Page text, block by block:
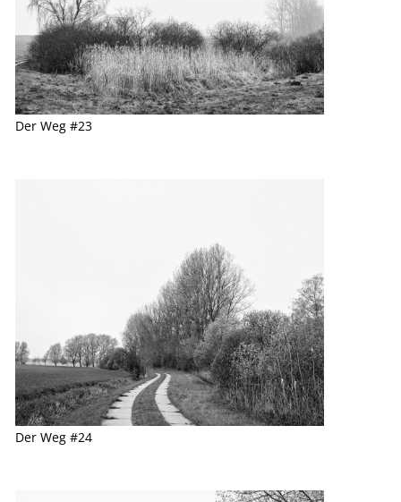
Der Weg #23
Der Weg #24